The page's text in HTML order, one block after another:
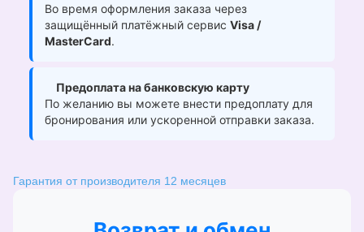
Во время оформления заказа через
защищённый платёжный сервис Visa /
MasterCard.
Предоплата на банковскую карту
По желанию вы можете внести предоплату для
бронирования или ускоренной отправки заказа.
Гарантия от производителя 12 месяцев